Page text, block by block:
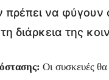
πρέπει να
διάρκεια της
Οι συσκευές θα